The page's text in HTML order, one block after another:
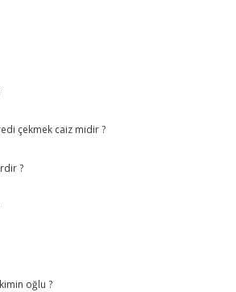
çekmek caiz midir ?
?
oğlu ?